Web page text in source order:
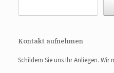
Kontakt aufnehmen
Schildern Sie uns Ihr Anliegen.